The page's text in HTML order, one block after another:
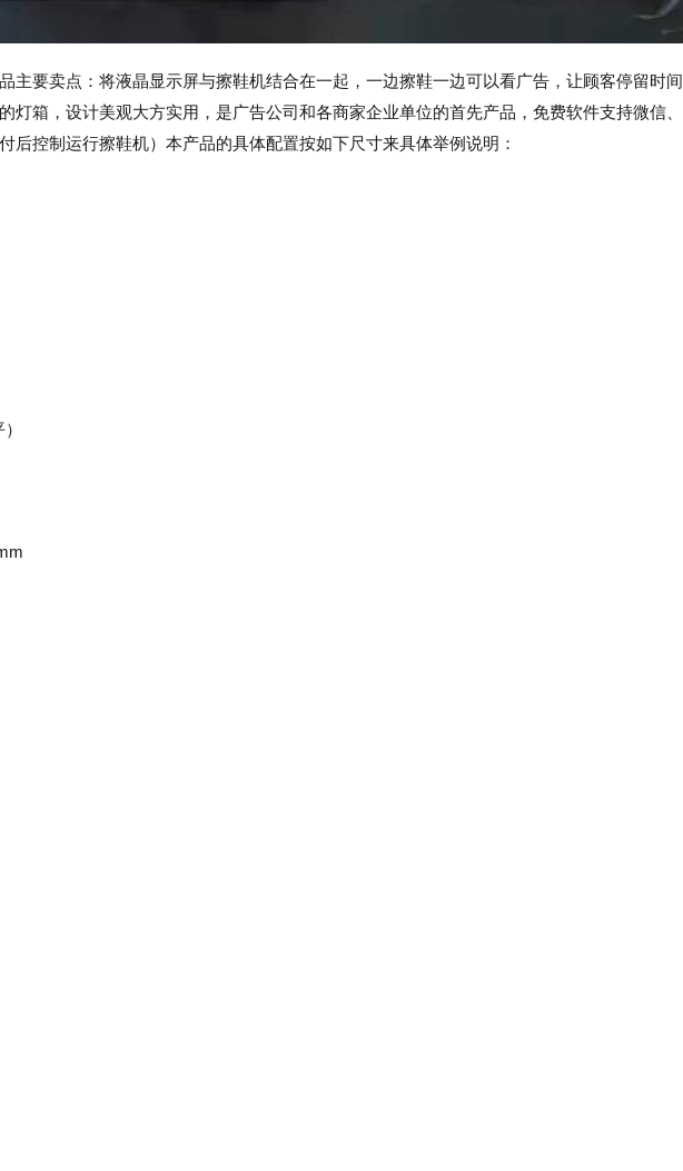
主要卖点：将液晶显示屏与擦鞋机结合在一起，一边擦鞋一边可以看广告，让顾客停留时间
灯箱，设计美观大方实用，是广告公司和各商家企业单位的首先产品，免费软件支持微信、
后控制运行擦鞋机） 本产品的具体配置按如下尺寸来具体举例说明：